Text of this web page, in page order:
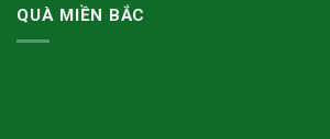
QUÀ MIỀN BẮC